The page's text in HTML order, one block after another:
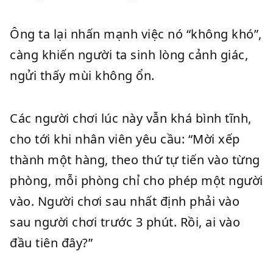
Ông ta lại nhấn mạnh việc nó “không khó”,
càng khiến người ta sinh lòng cảnh giác,
ngửi thấy mùi không ổn.
Các người chơi lúc này vẫn khá bình tĩnh,
cho tới khi nhân viên yêu cầu: “Mời xếp
thành một hàng, theo thứ tự tiến vào từng
phòng, mỗi phòng chỉ cho phép một người
vào. Người chơi sau nhất định phải vào
sau người chơi trước 3 phút. Rồi, ai vào
đầu tiên đây?”